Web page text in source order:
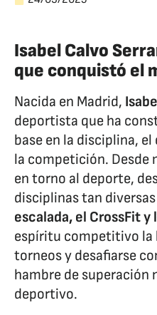
Isabel Calvo
que conquistó el
Nacida en Madrid,
deportista que ha
base en la disciplina,
la competición. Desde
en torno al deporte,
disciplinas tan
escalada, el CrossFit
espíritu competitivo la
torneos y desafiarse
hambre de superación
deportivo.